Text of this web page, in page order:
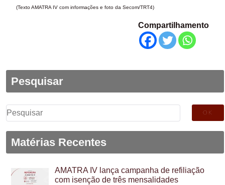
(Texto AMATRA IV com informações e foto da Secom/TRT4)
Compartilhamento
Pesquisar
Pesquisar
por:
Matérias Recentes
AMATRA IV lança campanha de refiliação
com isenção de três mensalidades